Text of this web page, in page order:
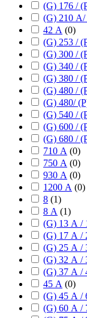
(G) 176 /
(G) 210 А/
42 А (0)
(G) 253 /
(G) 300 /
(G) 340 /
(G) 380 /
(G) 480 /
(G) 480/
(G) 540 /
(G) 600 /
(G) 680 /
710 А (0)
750 А (0)
930 А (0)
1200 А (0)
8 (1)
8 А (1)
(G) 13 А /
(G) 17 А /
(G) 25 А /
(G) 32 А /
(G) 37 А /
45 А (0)
(G) 45 А /
(G) 60 А /